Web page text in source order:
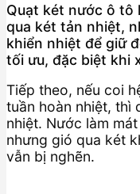
Quạt két nước ô tô
qua két tản nhiệt,
khiển nhiệt để giữ
tối ưu, đặc biệt khi
Tiếp theo, nếu coi
tuần hoàn nhiệt, thì
nhiệt. Nước làm
nhưng gió qua két
vẫn bị nghẽn.